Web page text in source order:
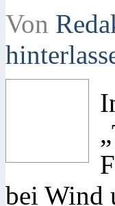
Von
bei Wind